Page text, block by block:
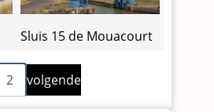
Sluis 15 de Mouacourt
2
Volgende
pagina
volgende